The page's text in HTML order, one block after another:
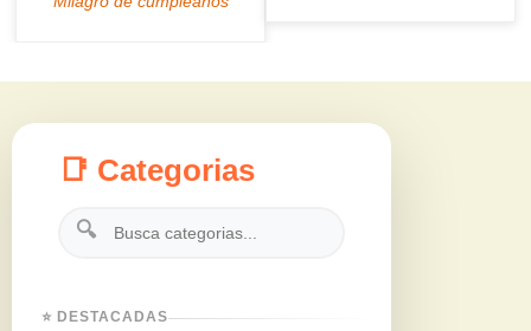
📑 Categorias
🔍
⭐ DESTACADAS